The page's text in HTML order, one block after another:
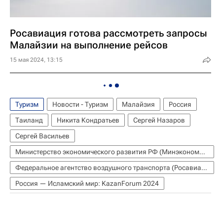
Росавиация готова рассмотреть запросы
Малайзии на выполнение рейсов
15 мая 2024, 13:15
Туризм Новости - Туризм Малайзия
Россия
Таиланд
Никита Кондратьев
Сергей Назаров
Сергей Васильев
Министерство экономического развития РФ (Минэкономразвития России)
Федеральное агентство воздушного транспорта (Росавиация)
Россия — Исламский мир: KazanForum 2024